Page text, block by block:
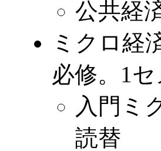
公共経
ミクロ経
必修。1セ
入門ミ
読替